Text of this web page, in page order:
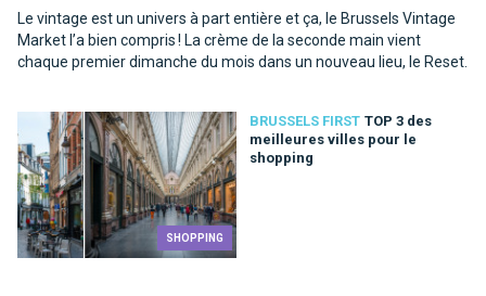
Le vintage est un univers à part entière et ça, le Brussels Vintage
Market l’a bien compris ! La crème de la seconde main vient
chaque premier dimanche du mois dans un nouveau lieu, le Reset.
SHOPPING
BRUSSELS FIRST TOP 3 des
meilleures villes pour le
shopping